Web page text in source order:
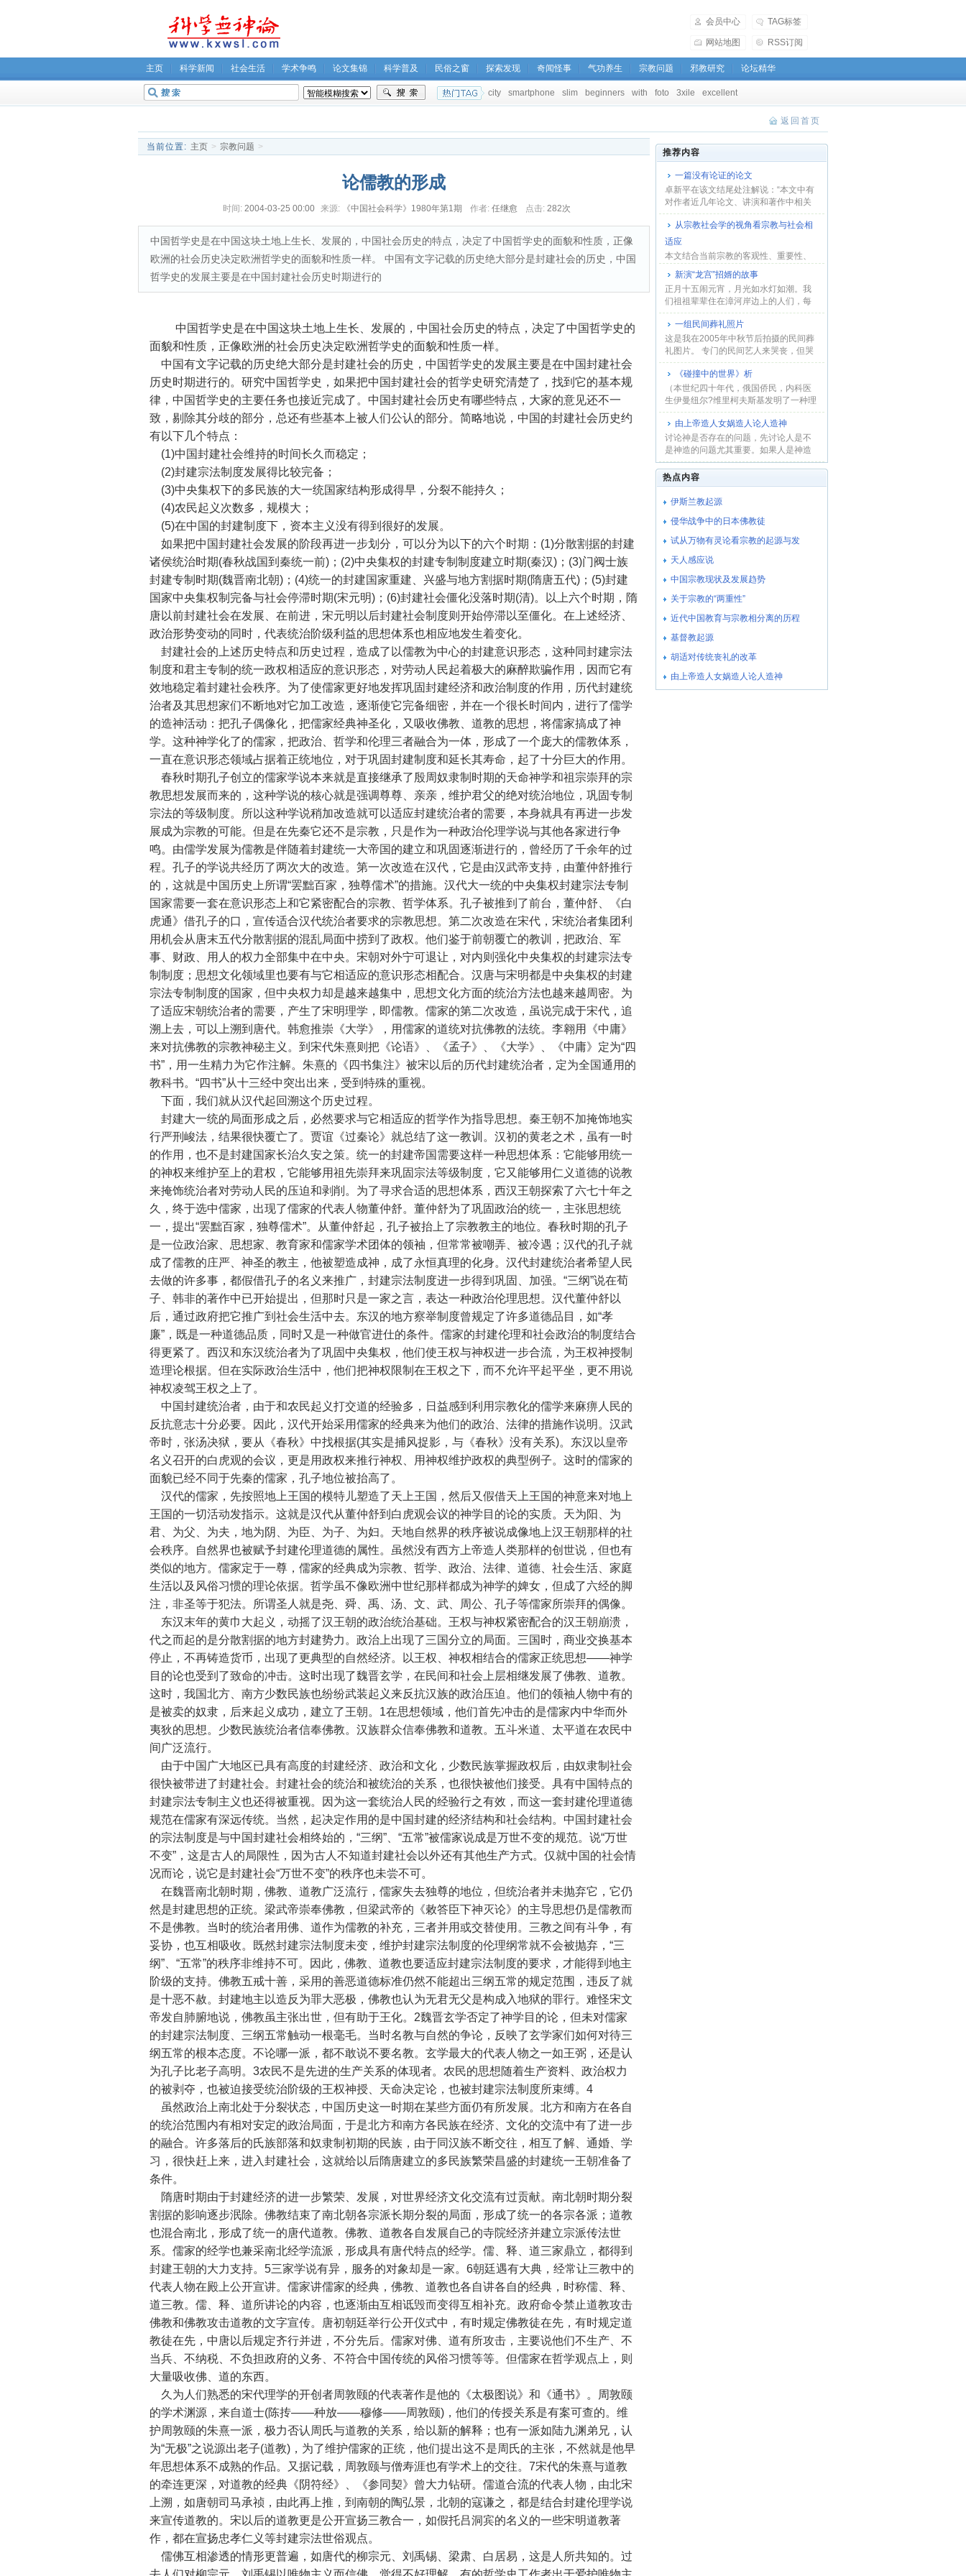
会员中心 TAG标签
网站地图 RSS订阅
主页 科学新闻 社会生活 学术争鸣 论文集锦 科学普及 民俗之窗 探索发现 奇闻怪事 气功养生 宗教问题 邪教研究 论坛精华
无神论坛 city smartphone slim beginners with foto 3xile excellent
返回首页
当前位置: 主页 > 宗教问题 >
论儒教的形成
时间: 2004-03-25 00:00 来源: 《中国社会科学》1980年第1期 作者: 任继愈 点击: 282次
中国哲学史是在中国这块土地上生长、发展的，中国社会历史的特点，决定了中国哲学史的面貌和性质，正像
欧洲的社会历史决定欧洲哲学史的面貌和性质一样。 中国有文字记载的历史绝大部分是封建社会的历史，中国
哲学史的发展主要是在中国封建社会历史时期进行的
中国哲学史是在中国这块土地上生长、发展的，中国社会历史的特点，决定了中国哲学史的
面貌和性质，正像欧洲的社会历史决定欧洲哲学史的面貌和性质一样。
中国有文字记载的历史绝大部分是封建社会的历史，中国哲学史的发展主要是在中国封建社会
历史时期进行的。研究中国哲学史，如果把中国封建社会的哲学史研究清楚了，找到它的基本规
律，中国哲学史的主要任务也接近完成了。中国封建社会历史有哪些特点，大家的意见还不一
致，剔除其分歧的部分，总还有些基本上被人们公认的部分。简略地说，中国的封建社会历史约
有以下几个特点：
(1)中国封建社会维持的时间长久而稳定；
(2)封建宗法制度发展得比较完备；
(3)中央集权下的多民族的大一统国家结构形成得早，分裂不能持久；
(4)农民起义次数多，规模大；
(5)在中国的封建制度下，资本主义没有得到很好的发展。
如果把中国封建社会发展的阶段再进一步划分，可以分为以下的六个时期：(1)分散割据的封建
诸侯统治时期(春秋战国到秦统一前)；(2)中央集权的封建专制制度建立时期(秦汉)；(3)门阀士族
封建专制时期(魏晋南北朝)；(4)统一的封建国家重建、兴盛与地方割据时期(隋唐五代)；(5)封建
国家中央集权制完备与社会停滞时期(宋元明)；(6)封建社会僵化没落时期(清)。以上六个时期，隋
唐以前封建社会在发展、在前进，宋元明以后封建社会制度则开始停滞以至僵化。在上述经济、
政治形势变动的同时，代表统治阶级利益的思想体系也相应地发生着变化。
封建社会的上述历史特点和历史过程，造成了以儒教为中心的封建意识形态，这种同封建宗法
制度和君主专制的统一政权相适应的意识形态，对劳动人民起着极大的麻醉欺骗作用，因而它有
效地稳定着封建社会秩序。为了使儒家更好地发挥巩固封建经济和政治制度的作用，历代封建统
治者及其思想家们不断地对它加工改造，逐渐使它完备细密，并在一个很长时间内，进行了儒学
的造神活动：把孔子偶像化，把儒家经典神圣化，又吸收佛教、道教的思想，将儒家搞成了神
学。这种神学化了的儒家，把政治、哲学和伦理三者融合为一体，形成了一个庞大的儒教体系，
一直在意识形态领域占据着正统地位，对于巩固封建制度和延长其寿命，起了十分巨大的作用。
春秋时期孔子创立的儒家学说本来就是直接继承了殷周奴隶制时期的天命神学和祖宗崇拜的宗
教思想发展而来的，这种学说的核心就是强调尊尊、亲亲，维护君父的绝对统治地位，巩固专制
宗法的等级制度。所以这种学说稍加改造就可以适应封建统治者的需要，本身就具有再进一步发
展成为宗教的可能。但是在先秦它还不是宗教，只是作为一种政治伦理学说与其他各家进行争
鸣。由儒学发展为儒教是伴随着封建统一大帝国的建立和巩固逐渐进行的，曾经历了千余年的过
程。孔子的学说共经历了两次大的改造。第一次改造在汉代，它是由汉武帝支持，由董仲舒推行
的，这就是中国历史上所谓“罢黜百家，独尊儒术”的措施。汉代大一统的中央集权封建宗法专制
国家需要一套在意识形态上和它紧密配合的宗教、哲学体系。孔子被推到了前台，董仲舒、《白
虎通》借孔子的口，宣传适合汉代统治者要求的宗教思想。第二次改造在宋代，宋统治者集团利
用机会从唐末五代分散割据的混乱局面中捞到了政权。他们鉴于前朝覆亡的教训，把政治、军
事、财政、用人的权力全部集中在中央。宋朝对外宁可退让，对内则强化中央集权的封建宗法专
制制度；思想文化领域里也要有与它相适应的意识形态相配合。汉唐与宋明都是中央集权的封建
宗法专制制度的国家，但中央权力却是越来越集中，思想文化方面的统治方法也越来越周密。为
了适应宋朝统治者的需要，产生了宋明理学，即儒教。儒家的第二次改造，虽说完成于宋代，追
溯上去，可以上溯到唐代。韩愈推崇《大学》，用儒家的道统对抗佛教的法统。李翱用《中庸》
来对抗佛教的宗教神秘主义。到宋代朱熹则把《论语》、《孟子》、《大学》、《中庸》定为“四
书”，用一生精力为它作注解。朱熹的《四书集注》被宋以后的历代封建统治者，定为全国通用的
教科书。“四书”从十三经中突出出来，受到特殊的重视。
下面，我们就从汉代起回溯这个历史过程。
封建大一统的局面形成之后，必然要求与它相适应的哲学作为指导思想。秦王朝不加掩饰地实
行严刑峻法，结果很快覆亡了。贾谊《过秦论》就总结了这一教训。汉初的黄老之术，虽有一时
的作用，也不是封建国家长治久安之策。统一的封建帝国需要这样一种思想体系：它能够用统一
的神权来维护至上的君权，它能够用祖先崇拜来巩固宗法等级制度，它又能够用仁义道德的说教
来掩饰统治者对劳动人民的压迫和剥削。为了寻求合适的思想体系，西汉王朝探索了六七十年之
久，终于选中儒家，出现了儒家的代表人物董仲舒。董仲舒为了巩固政治的统一，主张思想统
一，提出“罢黜百家，独尊儒术”。从董仲舒起，孔子被抬上了宗教教主的地位。春秋时期的孔子
是一位政治家、思想家、教育家和儒家学术团体的领袖，但常常被嘲弄、被冷遇；汉代的孔子就
成了儒教的庄严、神圣的教主，他被塑造成神，成了永恒真理的化身。汉代封建统治者希望人民
去做的许多事，都假借孔子的名义来推广，封建宗法制度进一步得到巩固、加强。“三纲”说在荀
子、韩非的著作中已开始提出，但那时只是一家之言，表达一种政治伦理思想。汉代董仲舒以
后，通过政府把它推广到社会生活中去。东汉的地方察举制度曾规定了许多道德品目，如“孝
廉”，既是一种道德品质，同时又是一种做官进仕的条件。儒家的封建伦理和社会政治的制度结合
得更紧了。西汉和东汉统治者为了巩固中央集权，他们使王权与神权进一步合流，为王权神授制
造理论根据。但在实际政治生活中，他们把神权限制在王权之下，而不允许平起平坐，更不用说
神权凌驾王权之上了。
中国封建统治者，由于和农民起义打交道的经验多，日益感到利用宗教化的儒学来麻痹人民的
反抗意志十分必要。因此，汉代开始采用儒家的经典来为他们的政治、法律的措施作说明。汉武
帝时，张汤决狱，要从《春秋》中找根据(其实是捕风捉影，与《春秋》没有关系)。东汉以皇帝
名义召开的白虎观的会议，更是用政权来推行神权、用神权维护政权的典型例子。这时的儒家的
面貌已经不同于先秦的儒家，孔子地位被抬高了。
汉代的儒家，先按照地上王国的模特儿塑造了天上王国，然后又假借天上王国的神意来对地上
王国的一切活动发指示。这就是汉代从董仲舒到白虎观会议的神学目的论的实质。天为阳、为
君、为父、为夫，地为阴、为臣、为子、为妇。天地自然界的秩序被说成像地上汉王朝那样的社
会秩序。自然界也被赋予封建伦理道德的属性。虽然没有西方上帝造人类那样的创世说，但也有
类似的地方。儒家定于一尊，儒家的经典成为宗教、哲学、政治、法律、道德、社会生活、家庭
生活以及风俗习惯的理论依据。哲学虽不像欧洲中世纪那样都成为神学的婢女，但成了六经的脚
注，非圣等于犯法。所谓圣人就是尧、舜、禹、汤、文、武、周公、孔子等儒家所崇拜的偶像。
东汉末年的黄巾大起义，动摇了汉王朝的政治统治基础。王权与神权紧密配合的汉王朝崩溃，
代之而起的是分散割据的地方封建势力。政治上出现了三国分立的局面。三国时，商业交换基本
停止，不再铸造货币，出现了更典型的自然经济。以王权、神权相结合的儒家正统思想――神学
目的论也受到了致命的冲击。这时出现了魏晋玄学，在民间和社会上层相继发展了佛教、道教。
这时，我国北方、南方少数民族也纷纷武装起义来反抗汉族的政治压迫。他们的领袖人物中有的
是被卖的奴隶，后来起义成功，建立了王朝。1在思想领域，他们首先冲击的是儒家内中华而外
夷狄的思想。少数民族统治者信奉佛教。汉族群众信奉佛教和道教。五斗米道、太平道在农民中
间广泛流行。
由于中国广大地区已具有高度的封建经济、政治和文化，少数民族掌握政权后，由奴隶制社会
很快被带进了封建社会。封建社会的统治和被统治的关系，也很快被他们接受。具有中国特点的
封建宗法专制主义也还得被重视。因为这一套统治人民的经验行之有效，而这一套封建伦理道德
规范在儒家有深远传统。当然，起决定作用的是中国封建的经济结构和社会结构。中国封建社会
的宗法制度是与中国封建社会相终始的，“三纲”、“五常”被儒家说成是万世不变的规范。说“万世
不变”，这是古人的局限性，因为古人不知道封建社会以外还有其他生产方式。仅就中国的社会情
况而论，说它是封建社会“万世不变”的秩序也未尝不可。
在魏晋南北朝时期，佛教、道教广泛流行，儒家失去独尊的地位，但统治者并未抛弃它，它仍
然是封建思想的正统。梁武帝崇奉佛教，但梁武帝的《敕答臣下神灭论》的主导思想仍是儒教而
不是佛教。当时的统治者用佛、道作为儒教的补充，三者并用或交替使用。三教之间有斗争，有
妥协，也互相吸收。既然封建宗法制度未变，维护封建宗法制度的伦理纲常就不会被抛弃，“三
纲”、“五常”的秩序非维持不可。因此，佛教、道教也要适应封建宗法制度的要求，才能得到地主
阶级的支持。佛教五戒十善，采用的善恶道德标准仍然不能超出三纲五常的规定范围，违反了就
是十恶不赦。封建地主以造反为罪大恶极，佛教也认为无君无父是构成入地狱的罪行。难怪宋文
帝发自肺腑地说，佛教虽主张出世，但有助于王化。 2魏晋玄学否定了神学目的论，但未对儒家
的封建宗法制度、三纲五常触动一根毫毛。当时名教与自然的争论，反映了玄学家们如何对待三
纲五常的根本态度。不论哪一派，都不敢说不要名教。玄学最大的代表人物之一如王弼，还是认
为孔子比老子高明。3农民不是先进的生产关系的体现者。农民的思想随着生产资料、政治权力
的被剥夺，也被迫接受统治阶级的王权神授、天命决定论，也被封建宗法制度所束缚。4
虽然政治上南北处于分裂状态，中国历史这一时期在某些方面仍有所发展。北方和南方在各自
的统治范围内有相对安定的政治局面，于是北方和南方各民族在经济、文化的交流中有了进一步
的融合。许多落后的氏族部落和奴隶制初期的民族，由于同汉族不断交往，相互了解、通婚、学
习，很快赶上来，进入封建社会，这就给以后隋唐建立的多民族繁荣昌盛的封建统一王朝准备了
条件。
隋唐时期由于封建经济的进一步繁荣、发展，对世界经济文化交流有过贡献。南北朝时期分裂
割据的影响逐步泯除。佛教结束了南北朝各宗派长期分裂的局面，形成了统一的各宗各派；道教
也混合南北，形成了统一的唐代道教。佛教、道教各自发展自己的寺院经济并建立宗派传法世
系。儒家的经学也兼采南北经学流派，形成具有唐代特点的经学。儒、释、道三家鼎立，都得到
封建王朝的大力支持。5三家学说有异，服务的对象却是一家。6朝廷遇有大典，经常让三教中的
代表人物在殿上公开宣讲。儒家讲儒家的经典，佛教、道教也各自讲各自的经典，时称儒、释、
道三教。儒、释、道所讲论的内容，也逐渐由互相诋毁而变得互相补充。政府命令禁止道教攻击
佛教和佛教攻击道教的文字宣传。唐初朝廷举行公开仪式中，有时规定佛教徒在先，有时规定道
教徒在先，中唐以后规定齐行并进，不分先后。儒家对佛、道有所攻击，主要说他们不生产、不
当兵、不纳税、不负担政府的义务、不符合中国传统的风俗习惯等等。但儒家在哲学观点上，则
大量吸收佛、道的东西。
久为人们熟悉的宋代理学的开创者周敦颐的代表著作是他的《太极图说》和《通书》。周敦颐
的学术渊源，来自道士(陈抟――种放――穆修――周敦颐)，他们的传授关系是有案可查的。维
护周敦颐的朱熹一派，极力否认周氏与道教的关系，给以新的解释；也有一派如陆九渊弟兄，认
为“无极”之说源出老子(道教)，为了维护儒家的正统，他们提出这不是周氏的主张，不然就是他早
年思想体系不成熟的作品。又据记载，周敦颐与僧寿涯也有学术上的交往。7宋代的朱熹与道教
的牵连更深，对道教的经典《阴符经》、《参同契》曾大力钻研。儒道合流的代表人物，由北宋
上溯，如唐朝司马承祯，由此再上推，到南朝的陶弘景，北朝的寇谦之，都是结合封建伦理学说
来宣传道教的。宋以后的道教更是公开宣扬三教合一，如假托吕洞宾的名义的一些宋明道教著
作，都在宣扬忠孝仁义等封建宗法世俗观点。
儒佛互相渗透的情形更普遍，如唐代的柳宗元、刘禹锡、梁肃、白居易，这是人所共知的。过
推荐内容
一篇没有论证的论文
卓新平在该文结尾处注解说：“本文中有
对作者近几年论文、讲演和著作中相关
观点的综...
从宗教社会学的视角看宗教与社会相
适应
本文结合当前宗教的客观性、重要性、
排他性等特性，并援引联合国的有关材
料和国外一些...
新演“龙宫”招婿的故事
正月十五闹元宵，月光如水灯如潮。我
们祖祖辈辈住在漳河岸边上的人们，每
年元宵节，为...
一组民间葬礼照片
这是我在2005年中秋节后拍摄的民间葬
礼图片。 专门的民间艺人来哭丧，但哭
是假，讨钱...
《碰撞中的世界》析
（本世纪四十年代，俄国侨民，内科医
生伊曼纽尔?维里柯夫斯基发明了一种理
论，用地球...
由上帝造人女娲造人论人造神
讨论神是否存在的问题，先讨论人是不
是神造的问题尤其重要。如果人是神造
的，人就没有...
热点内容
伊斯兰教起源
侵华战争中的日本佛教徒
试从万物有灵论看宗教的起源与发
天人感应说
中国宗教现状及发展趋势
关于宗教的“两重性”
近代中国教育与宗教相分离的历程
基督教起源
胡适对传统丧礼的改革
由上帝造人女娲造人论人造神